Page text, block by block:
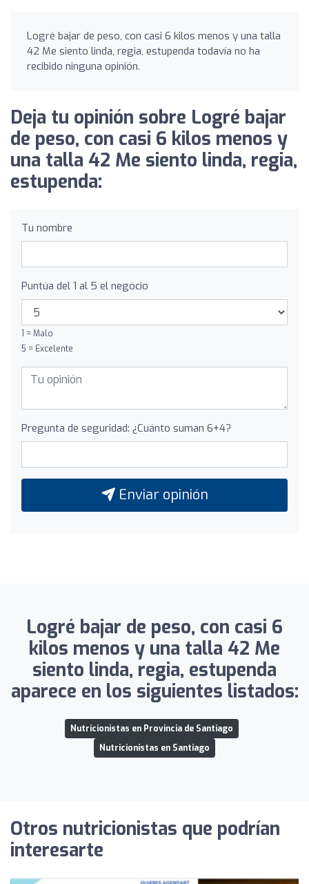
Logré bajar de peso, con casi 6 kilos menos y una talla
42 Me siento linda, regia, estupenda todavía no ha
recibido ninguna opinión.
Deja tu opinión sobre Logré bajar
de peso, con casi 6 kilos menos y
una talla 42 Me siento linda, regia,
estupenda:
Tu nombre
Puntúa del 1 al 5 el negocio
1 = Malo
5 = Excelente
Pregunta de seguridad: ¿Cuánto suman 6+4?
Enviar opinión
Logré bajar de peso, con casi 6
kilos menos y una talla 42 Me
siento linda, regia, estupenda
aparece en los siguientes listados:
Nutricionistas en Provincia de Santiago
Nutricionistas en Santiago
Otros nutricionistas que podrían
interesarte